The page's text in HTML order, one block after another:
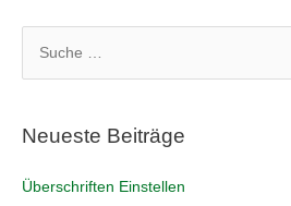
Neueste Beiträge
Überschriften Einstellen